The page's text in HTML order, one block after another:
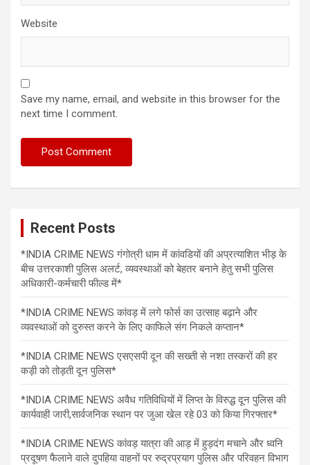
Website
Save my name, email, and website in this browser for the
next time I comment.
Recent Posts
*INDIA CRIME NEWS गंगोत्री धाम में कांवडियों की अप्रत्याशित भीड़ के
बीच उत्तरकाशी पुलिस अलर्ट, व्यवस्थाओं को बेहतर बनाने हेतु सभी पुलिस
अधिकारी-कर्मचारी फील्ड में*
*INDIA CRIME NEWS कांवड़ में लगे फोर्स का उत्साह बढ़ाने और
व्यवस्थाओं को दुरुस्त करने के लिए काफिले संग निकले कप्तान*
*INDIA CRIME NEWS एसएसपी दून की सख्ती से नशा तस्करों की हर
कड़ी को तोड़ती दून पुलिस*
*INDIA CRIME NEWS अवैध गतिविधियों में लिप्त के विरुद्ध दून पुलिस की
कार्यवाही जारी,सार्वजनिक स्थान पर जुआ खेल रहे 03 को किया गिरफ्तार*
*INDIA CRIME NEWS कांवड़ यात्रा की आड़ में हुड़दंग मचाने और ध्वनि
प्रदूषण फैलाने वाले दुपहिया वाहनों पर रुद्रप्रयाग पुलिस और परिवहन विभाग